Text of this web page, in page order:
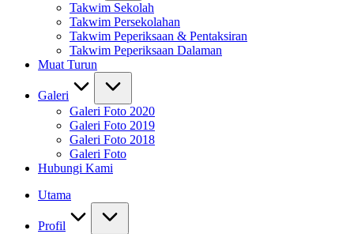
Takwim Sekolah
Takwim Persekolahan
Takwim Peperiksaan & Pentaksiran
Takwim Peperiksaan Dalaman
Muat Turun
Galeri
Galeri Foto 2020
Galeri Foto 2019
Galeri Foto 2018
Galeri Foto
Hubungi Kami
Utama
Profil